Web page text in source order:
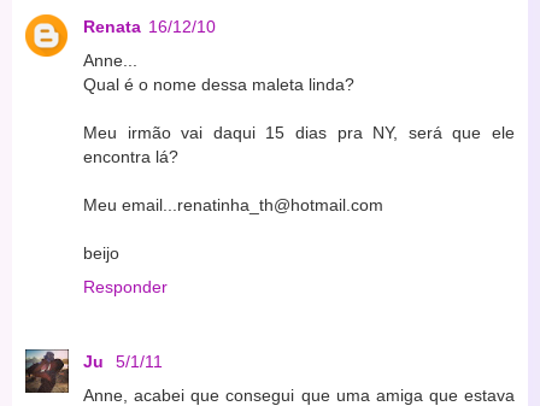
Renata 16/12/10
Anne...
Qual é o nome dessa maleta linda?
Meu irmão vai daqui 15 dias pra NY, será que ele
encontra lá?
Meu email...renatinha_th@hotmail.com
beijo
Responder
Ju
5/1/11
Anne, acabei que consegui que uma amiga que estava